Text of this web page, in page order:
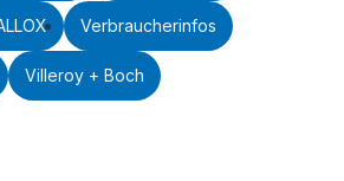
Verbraucherinfos
Villeroy + Boch